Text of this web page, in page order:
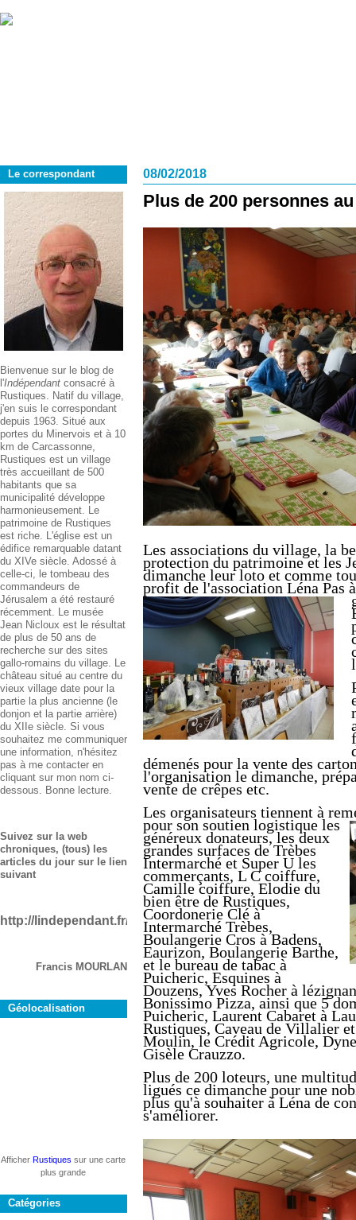
Le correspondant
Bienvenue sur le blog de
l'Indépendant consacré à
Rustiques. Natif du village,
j'en suis le correspondant
depuis 1963. Situé aux
portes du Minervois et à 10
km de Carcassonne,
Rustiques est un village
très accueillant de 500
habitants que sa
municipalité développe
harmonieusement. Le
patrimoine de Rustiques
est riche. L'église est un
édifice remarquable datant
du XIVe siècle. Adossé à
celle-ci, le tombeau des
commandeurs de
Jérusalem a été restauré
récemment. Le musée
Jean Nicloux est le résultat
de plus de 50 ans de
recherche sur des sites
gallo-romains du village. Le
château situé au centre du
vieux village date pour la
partie la plus ancienne (le
donjon et la partie arrière)
du XIIe siècle. Si vous
souhaitez me communiquer
une information, n'hésitez
pas à me contacter en
cliquant sur mon nom ci-
dessous. Bonne lecture.
Suivez sur la web
chroniques, (tous) les
articles du jour sur le lien
suivant
http://lindependant.fr/aude/rustiques
Francis MOURLAN
Géolocalisation
AfficherRustiques sur une carte
plus grande
Catégories
08/02/2018
Plus de 200 personnes
Les associations du village, la
protection du patrimoine et les
dimanche leur loto et comme
profit de l'association Léna Pas
démenés pour la vente des
l'organisation le dimanche,
vente de crêpes etc.
Les organisateurs tiennent à
pour son soutien logistique les
généreux donateurs, les deux
grandes surfaces de Trèbes
Intermarché et Super U les
commerçants, L C coiffure,
Camille coiffure, Elodie du
bien être de Rustiques,
Coordonerie Clé à
Intermarché Trèbes,
Boulangerie Cros à Badens,
Eaurizon, Boulangerie Barthe,
et le bureau de tabac à
Puicheric, Esquines à
Douzens, Yves Rocher à
Bonissimo Pizza, ainsi que 5
Puicheric, Laurent Cabaret à
Rustiques, Caveau de Villalier
Moulin, le Crédit Agricole,
Gisèle Crauzzo.
Plus de 200 loteurs, une
ligués ce dimanche pour une
plus qu'à souhaiter à Léna de
s'améliorer.